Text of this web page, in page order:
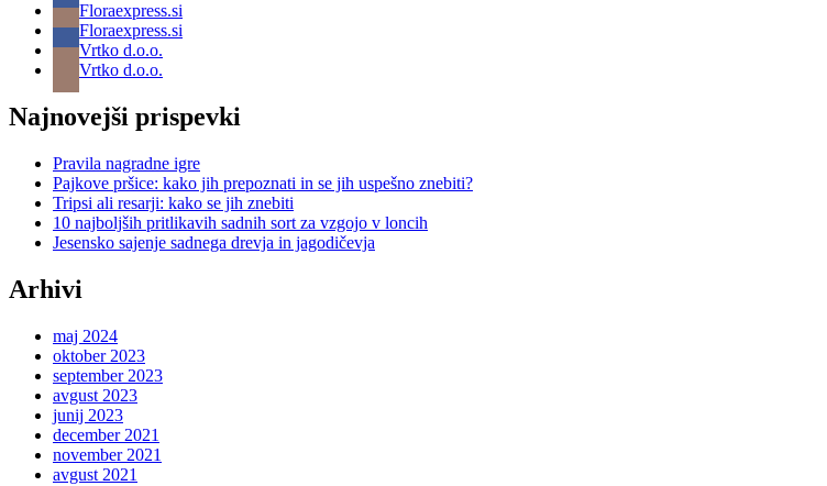
Floraexpress.si
Floraexpress.si
Vrtko d.o.o.
Vrtko d.o.o.
Najnovejši prispevki
Pravila nagradne igre
Pajkove pršice: kako jih prepoznati in se jih uspešno znebiti?
Tripsi ali resarji: kako se jih znebiti
10 najboljših pritlikavih sadnih sort za vzgojo v loncih
Jesensko sajenje sadnega drevja in jagodičevja
Arhivi
maj 2024
oktober 2023
september 2023
avgust 2023
junij 2023
december 2021
november 2021
avgust 2021